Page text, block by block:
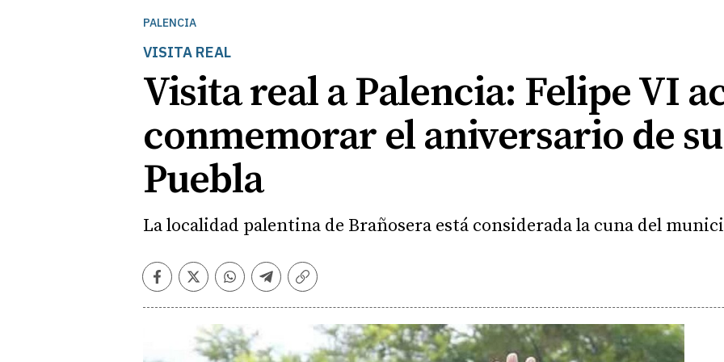
PALENCIA
VISITA REAL
Visita real a Palencia: Felipe VI
conmemorar el aniversario de
Puebla
La localidad palentina de Brañosera está considerada la cuna del
Facebook
TwitterWhatsapp
Telegram
Copiar